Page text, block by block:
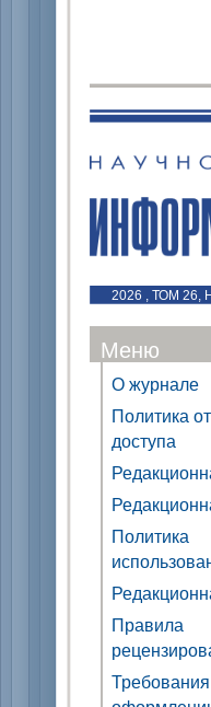
2026 , ТОМ
Меню
О журнале
Политика
доступа
Политика
Правила